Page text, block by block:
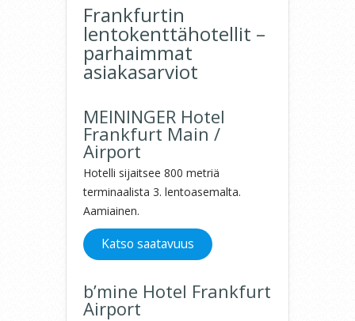
Frankfurtin
lentokenttähotellit –
parhaimmat
asiakasarviot
MEININGER Hotel
Frankfurt Main /
Airport
Hotelli sijaitsee 800 metriä
terminaalista 3. lentoasemalta.
Aamiainen.
Katso saatavuus
b’mine Hotel Frankfurt
Airport